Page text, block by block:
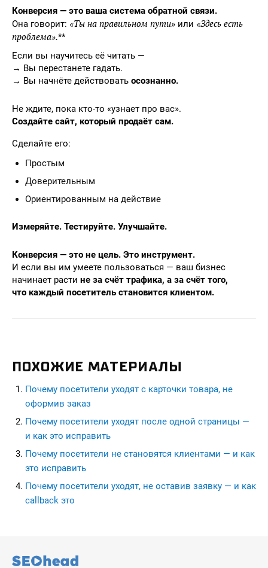
Конверсия — это ваша система обратной связи.
Она говорит: «Ты на правильном пути» или «Здесь есть
проблема».**
Если вы научитесь её читать —
→ Вы перестанете гадать.
→ Вы начнёте действовать осознанно.
Не ждите, пока кто-то «узнает про вас».
Создайте сайт, который продаёт сам.
Сделайте его:
Простым
Доверительным
Ориентированным на действие
Измеряйте. Тестируйте. Улучшайте.
Конверсия — это не цель. Это инструмент.
И если вы им умеете пользоваться — ваш бизнес
начинает расти не за счёт трафика, а за счёт того,
что каждый посетитель становится клиентом.
ПОХОЖИЕ МАТЕРИАЛЫ
Почему посетители уходят с карточки товара, не
оформив заказ
Почему посетители уходят после одной страницы —
и как это исправить
Почему посетители не становятся клиентами — и как
это исправить
Почему посетители уходят, не оставив заявку — и как
callback это